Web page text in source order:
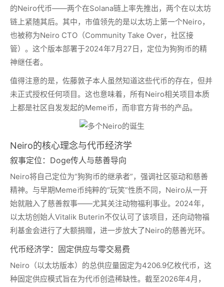
的Neiro代币——两个在Solana链上率先推出，两个在以太坊
链上紧随其后。其中，市值领先的是以太坊上第一个Neiro，
也被称为Neiro CTO（Community Take Over，社区接
管）。这个版本部署于2024年7月27日，定位为狗狗币的精
神继任者。
值得注意的是，佐藤敦子本人虽然知道这些代币的存在，但并
未正式授权任何项目。这也意味着，所有Neiro相关项目本质
上都是社区自发发起的Meme币，而非官方背书的产品。
Neiro的核心理念与代币经济学
叙事定位：Doge传人与慈善导向
Neiro将自己定位为“狗狗币的继承者”，强调社区驱动和慈善
精神。与早期Meme币纯粹的“玩笑”性质不同，Neiro从一开
始就融入了慈善叙事——尤其关注动物福利事业。2024年，
以太坊创始人Vitalik Buterin不仅认可了该项目，还向动物福
利基金会进行了大额捐赠，进一步放大了Neiro的慈善光环。
代币经济学：固定供应与零交易费
Neiro（以太坊版本）的总供应量固定为4206.9亿枚代币，这
种固定供应模式旨在为代币创造稀缺性。截至2026年4月，